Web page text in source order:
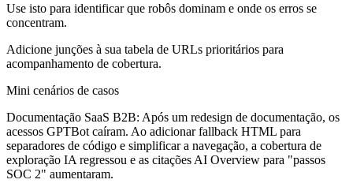
Use isto para identificar que robôs dominam e onde os erros se
concentram.
Adicione junções à sua tabela de URLs prioritários para
acompanhamento de cobertura.
Mini cenários de casos
Documentação SaaS B2B: Após um redesign de documentação, os
acessos GPTBot caíram. Ao adicionar fallback HTML para
separadores de código e simplificar a navegação, a cobertura de
exploração IA regressou e as citações AI Overview para "passos
SOC 2" aumentaram.